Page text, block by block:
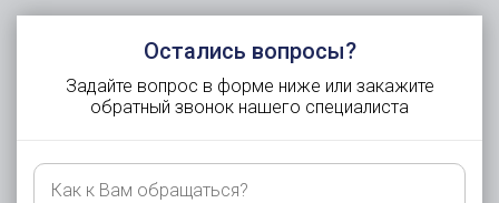
Остались вопросы?
Задайте вопрос в форме ниже или закажите
обратный звонок нашего специалиста
Как